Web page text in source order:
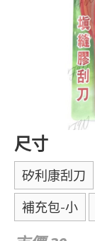
尺寸
矽利康刮刀
補充包-小